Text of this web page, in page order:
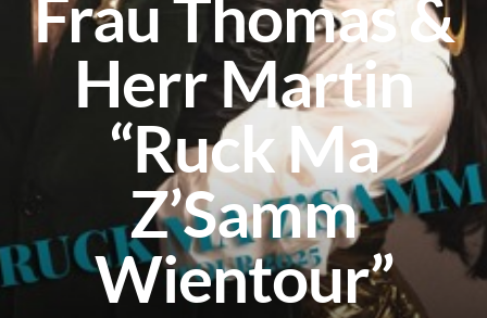
Frau Thomas &
Herr Martin
“Ruck Ma
Z’Samm
Wientour”